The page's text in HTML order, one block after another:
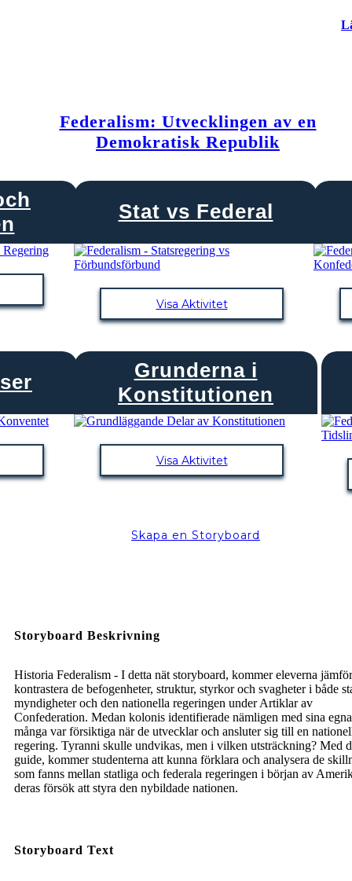
Federalism: Utvecklingen av en
Demokratisk Republik
Stat vs Federal
Visa Aktivitet
Grunderna i
Konstitutionen
Visa Aktivitet
Skapa en Storyboard
Storyboard Beskrivning
Historia Federalism - I detta nät storyboard, kommer eleverna
kontrastera de befogenheter, struktur, styrkor och svagheter i både
myndigheter och den nationella regeringen under Artiklar av
Confederation. Medan kolonis identifierade nämligen med sina
många var försiktiga när de utvecklar och ansluter sig till en
regering. Tyranni skulle undvikas, men i vilken utsträckning? Med
guide, kommer studenterna att kunna förklara och analysera de
som fanns mellan statliga och federala regeringen i början av
deras försök att styra den nybildade nationen.
Storyboard Text